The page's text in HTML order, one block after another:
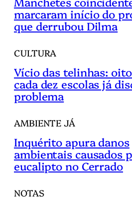
marcaram início do
que derrubou Dilma
CULTURA
Vício das telinhas:
cada dez escolas já
problema
AMBIENTE JÁ
Inquérito apura danos
ambientais causados
eucalipto no Cerrado
NOTAS